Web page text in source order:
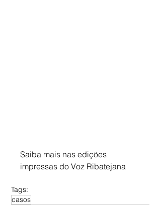
Saiba mais nas edições
impressas do Voz Ribatejana
Tags:
casos